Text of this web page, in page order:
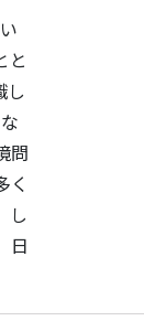
と
し
問
く
し
日